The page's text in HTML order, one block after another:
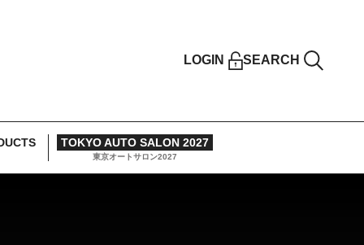
LOGIN SEARCH
TOKYO AUTO SALON 2027
東京オートサロン2027